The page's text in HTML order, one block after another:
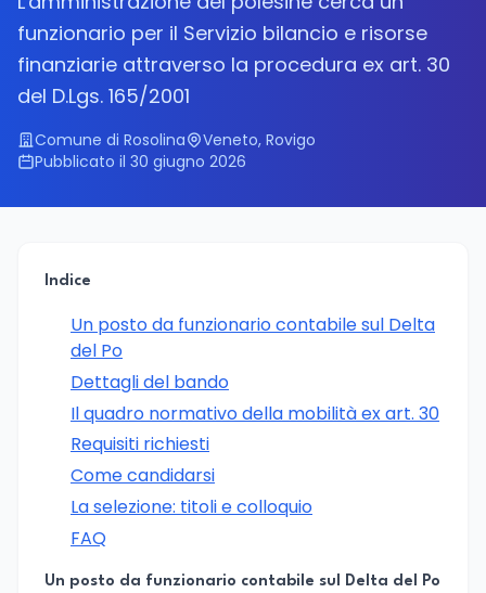
funzionario per il Servizio bilancio e risorse
finanziarie attraverso la procedura ex art. 30
del D.Lgs. 165/2001
Comune di Rosolina
Veneto, Rovigo
Pubblicato il 30 giugno 2026
Indice
Un posto da funzionario contabile sul Delta
del Po
Dettagli del bando
Il quadro normativo della mobilità ex art. 30
Requisiti richiesti
Come candidarsi
La selezione: titoli e colloquio
FAQ
Un posto da funzionario contabile sul Delta del Po